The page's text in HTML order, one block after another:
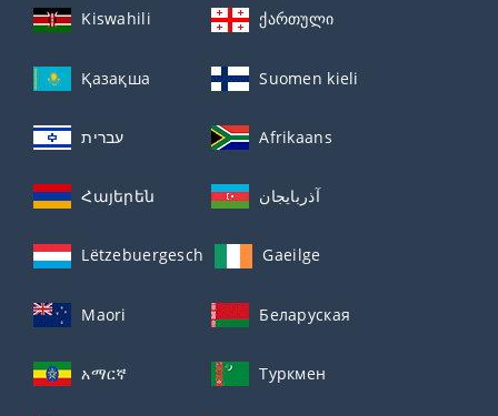
Kiswahili ქართული
Қазақша Suomen kieli
עברית Afrikaans
Հայերեն آذربايجان
Lëtzebuergesch Gaeilge
Maori Беларуская
አማርኛ Туркмен